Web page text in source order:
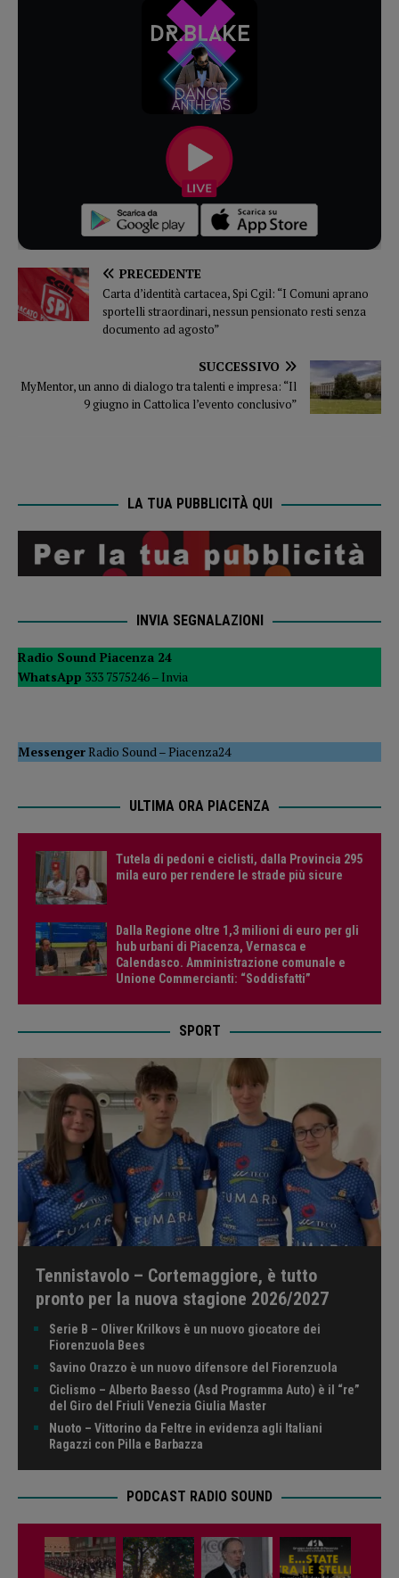
PRECEDENTE
Carta d’identità cartacea, Spi Cgil: “I Comuni aprano
sportelli straordinari, nessun pensionato resti senza
documento ad agosto”
SUCCESSIVO
MyMentor, un anno di dialogo tra talenti e impresa: “Il
9 giugno in Cattolica l’evento conclusivo”
LA TUA PUBBLICITÀ QUI
INVIA SEGNALAZIONI
Radio Sound Piacenza 24
WhatsApp 333 7575246 – Invia
MessengerRadio Sound –Piacenza24
ULTIMA ORA PIACENZA
Tutela di pedoni e ciclisti, dalla Provincia 295
mila euro per rendere le strade più sicure
Dalla Regione oltre 1,3 milioni di euro per gli
hub urbani di Piacenza, Vernasca e
Calendasco. Amministrazione comunale e
Unione Commercianti: “Soddisfatti”
SPORT
Tennistavolo – Cortemaggiore, è tutto
pronto per la nuova stagione 2026/2027
Serie B – Oliver Krilkovs è un nuovo giocatore dei
Fiorenzuola Bees
Savino Orazzo è un nuovo difensore del Fiorenzuola
Ciclismo – Alberto Baesso (Asd Programma Auto) è il “re”
del Giro del Friuli Venezia Giulia Master
Nuoto – Vittorino da Feltre in evidenza agli Italiani
Ragazzi con Pilla e Barbazza
PODCAST RADIO SOUND